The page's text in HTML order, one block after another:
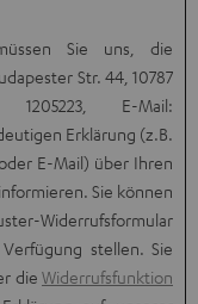
Sie uns, die
Str. 44, 10787
E-Mail:
Erklärung (z.B.
E-Mail) über Ihren
Sie können
Widerrufsformular
stellen. Sie
die Widerrufsfunktion